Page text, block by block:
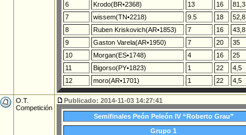
6
Krodo(BR•2368) 13 16 81,3
7
wissem(TN•2218) 9.5 18 52,8
8
Ruben Kriskovich(AR•1853) 7 16 43,8
9
Gaston Varela(AR•1950) 7 20 35
10
Morgan(ES•1748) 4 16 25
11
Bigorso(PY•1823) 1 22 4,5
12
moro(AR•1701) 1 22 4,5
O.T.
Competición
Publicado: 2014-11-03 14:27:41
Semifinales Peón Peleón IV “Roberto Grau”
Grupo 1